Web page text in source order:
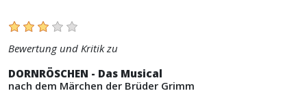
Bewertung und Kritik zu
DORNRÖSCHEN - Das Musical
nach dem Märchen der Brüder Grimm